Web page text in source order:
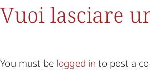
Vuoi lasciare
You must be logged in to post a